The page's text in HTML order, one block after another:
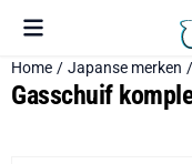
Cookievoorkeuren zijn
Home / Japanse merken /
Gasschuif